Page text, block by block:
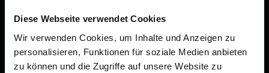
Diese Webseite verwendet Cookies
Wir verwenden Cookies, um Inhalte und Anzeigen zu
personalisieren, Funktionen für soziale Medien anbieten
zu können und die Zugriffe auf unsere Website zu
Vorsorge.
Jetzt beraten lassen